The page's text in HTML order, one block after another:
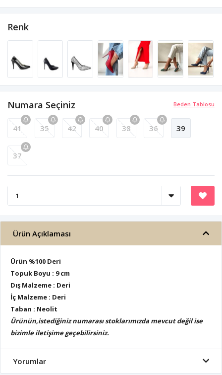
Renk
Beden Tablosu
Numara Seçiniz
41 35 42 40 38 36 39
37
Ürün Açıklaması
Ürün %100 Deri
Topuk Boyu : 9 cm
Dış Malzeme : Deri
İç Malzeme : Deri
Taban : Neolit
Ürünün,istediğiniz numarası stoklarımızda mevcut değil ise
bizimle iletişime geçebilirsiniz.
Yorumlar